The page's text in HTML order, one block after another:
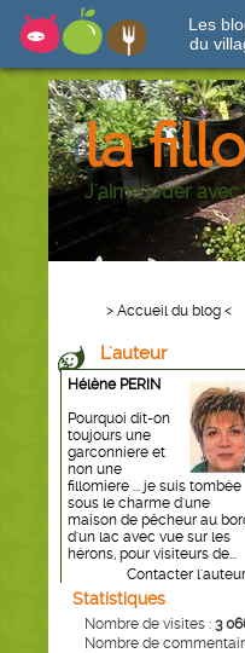
Les
du
la
J'aime jouer
> Accueil du blog <
L'auteur
Hélène PERIN
Pourquoi dit-on
toujours une
garconniere et
non une
fillomiere ... je suis tombée
sous le charme d'une
maison de pêcheur au
d'un lac avec vue sur les
hérons, pour visiteurs de...
Contacter l'auteur
Statistiques
Nombre de visites : 3
Nombre de